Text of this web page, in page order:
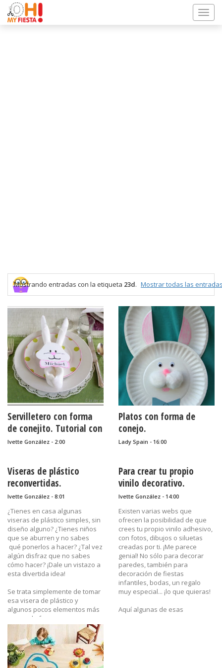
Mostrando entradas con la etiqueta 23d. Mostrar todas las
Servilletero con forma
de conejito. Tutorial con
imprimibles.
Ivette González - 2:00
Platos con forma de
conejo.
Lady Spain - 16:00
Viseras de plástico
reconvertidas.
Ivette González - 8:01
¿Tienes en casa algunas
viseras de plástico simples, sin
diseño alguno? ¿Tienes niños
que se aburren y no sabes
qué ponerlos a hacer? ¿Tal vez
algún disfraz que no sabes
cómo hacer? ¡Dale un vistazo a
esta divertida idea!
Se trata simplemente de tomar
esa visera de plástico y
algunos pocos elementos más
ya sea de foamy = goma eva=
fomy = craft foam o bien de
cartulina, pinturas, goma, ojos
de muñecos... y hacer
creaciones divertidas como
estas:
Para crear tu propio
vinilo decorativo.
Ivette González - 14:00
Existen varias webs que
ofrecen la posibilidad de que
crees tu propio vinilo adhesivo,
con fotos, dibujos o siluetas
creadas por ti. ¡Me parece
genial! No sólo para decorar
paredes, también para
decoración de fiestas
infantiles, bodas, un regalo
muy especial... ¡lo que quieras!
Aquí algunas de esas